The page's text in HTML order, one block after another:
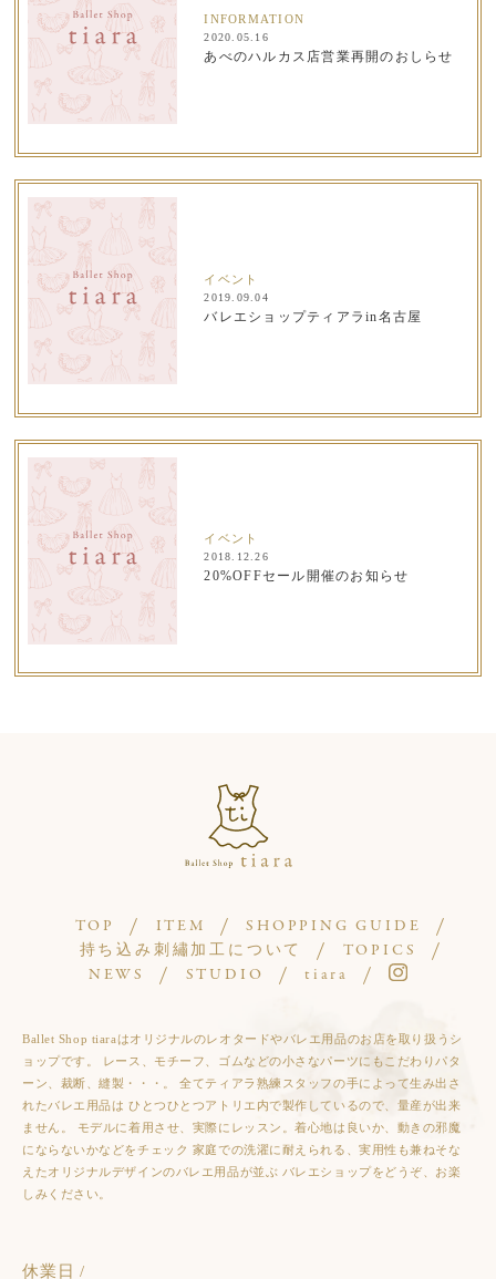
INFORMATION
2020.05.16
あべのハルカス店営業再開のおしらせ
イベント
2019.09.04
バレエショップティアラin名古屋
イベント
2018.12.26
20%OFFセール開催のお知らせ
TOP ITEM
SHOPPING GUIDE
持ち込み刺繡加工について
TOPICS
NEWS
STUDIO tiara
Ballet Shop tiaraはオリジナルのレオタードやバレエ用品のお店を取り扱うシ
ョップです。 レース、モチーフ、ゴムなどの小さなパーツにもこだわりパタ
ーン、裁断、縫製・・・。 全てティアラ熟練スタッフの手によって生み出さ
れたバレエ用品は ひとつひとつアトリエ内で製作しているので、量産が出来
ません。 モデルに着用させ、実際にレッスン。着心地は良いか、動きの邪魔
にならないかなどをチェック 家庭での洗濯に耐えられる、実用性も兼ねそな
えたオリジナルデザインのバレエ用品が並ぶ バレエショップをどうぞ、お楽
しみください。
休業日 /